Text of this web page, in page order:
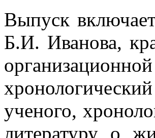
Выпуск
Б.И. Иванова,
ученого,
литературу о